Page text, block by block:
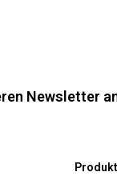
Newsletter